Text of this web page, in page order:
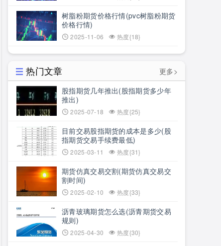
树脂粉期货价格行情(pvc树脂粉期货
价格行情)
2025-11-06 热度{18}
热门文章
更多>
股指期货几年推出(股指期货多少年
推出)
2025-07-18 热度{25}
目前交易股指期货的成本是多少(股
指期货交易手续费最低)
2025-03-11 热度{31}
期货仿真交易交割(期货仿真交易交
割时间)
2025-02-10 热度{33}
沥青玻璃期货怎么选(沥青期货交易
规则)
2025-04-30 热度{30}